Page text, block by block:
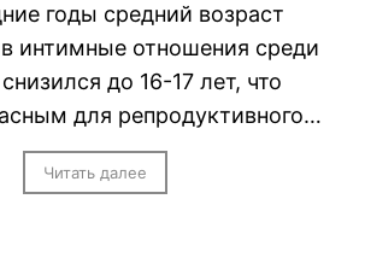
годы средний возраст
интимные отношения среди
до 16-17 лет, что
для репродуктивного…
Читать далее